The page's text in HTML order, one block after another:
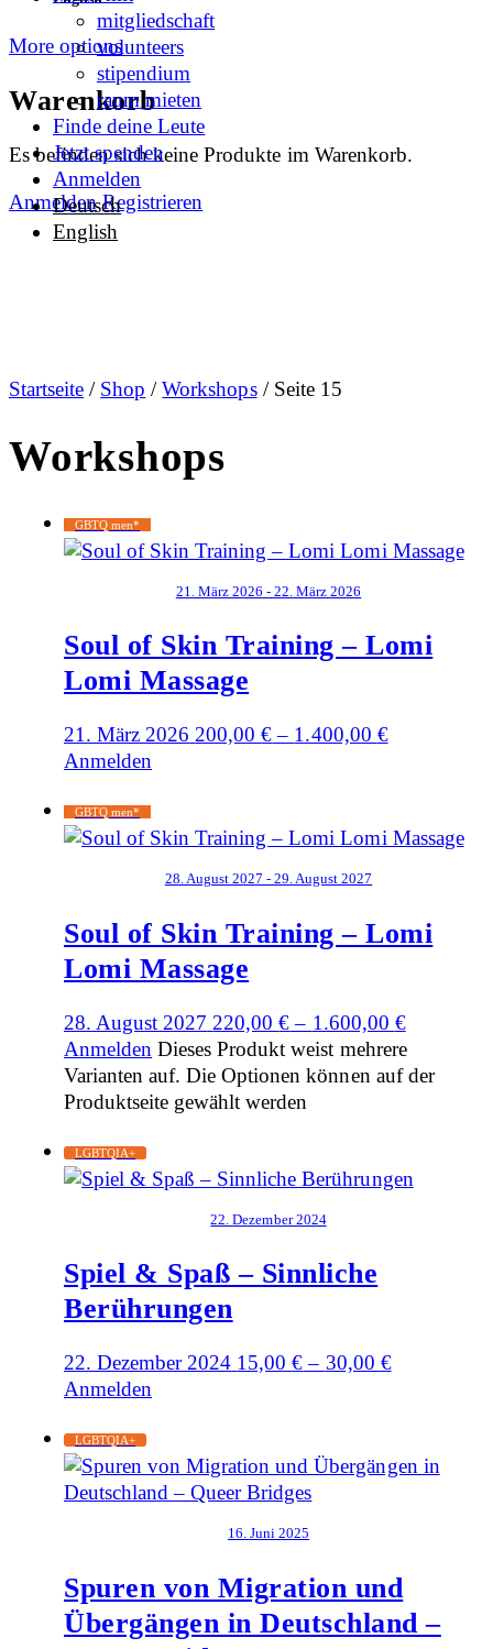
More options
Warenkorb
Es befinden sich keine Produkte im Warenkorb.
Anmelden Registrieren
mitgliedschaft
volunteers
stipendium
raum mieten
Finde deine Leute
Jetzt spenden
Anmelden
Deutsch
English
Startseite / Shop /Workshops/ Seite 15
Workshops
GBTQ men*
21. März 2026 - 22. März 2026
Soul of Skin Training – Lomi
Lomi Massage
21. März 2026 200,00€– 1.400,00 €
Anmelden
GBTQ men*
28. August 2027 - 29. August 2027
Soul of Skin Training – Lomi
Lomi Massage
28. August 2027 220,00€– 1.600,00 €
Anmelden Dieses Produkt weist mehrere
Varianten auf. Die Optionen können auf der
Produktseite gewählt werden
LGBTQIA+
22. Dezember 2024
Spiel & Spaß – Sinnliche
Berührungen
22. Dezember 2024 15,00€– 30,00 €
Anmelden
LGBTQIA+
16. Juni 2025
Spuren von Migration und
Übergängen in Deutschland –